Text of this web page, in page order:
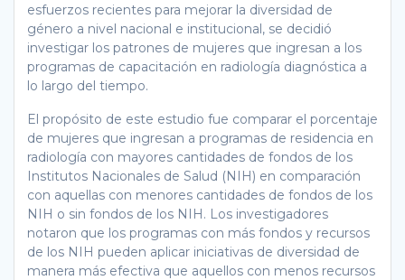
esfuerzos recientes para mejorar la diversidad de
género a nivel nacional e institucional, se decidió
investigar los patrones de mujeres que ingresan a los
programas de capacitación en radiología diagnóstica a
lo largo del tiempo.
El propósito de este estudio fue comparar el porcentaje
de mujeres que ingresan a programas de residencia en
radiología con mayores cantidades de fondos de los
Institutos Nacionales de Salud (NIH) en comparación
con aquellas con menores cantidades de fondos de los
NIH o sin fondos de los NIH. Los investigadores
notaron que los programas con más fondos y recursos
de los NIH pueden aplicar iniciativas de diversidad de
manera más efectiva que aquellos con menos recursos